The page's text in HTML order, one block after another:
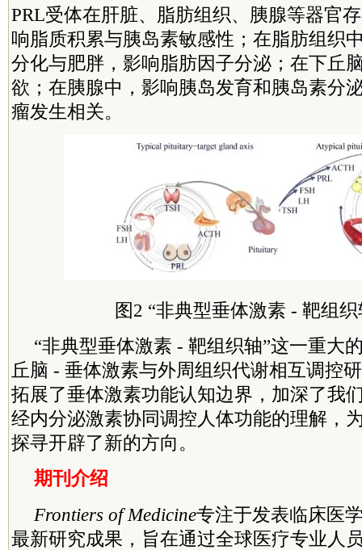
PRL受体在肝脏、脂肪组织、胰腺等器官
响脂质积累与胰岛素敏感性；在脂肪组织
分化与肥胖，影响脂肪因子分泌；在下丘
欲；在胰腺中，影响胰岛发育和胰岛素分
瘤发生相关。
图2 “非典型垂体激素 - 靶组
“非典型垂体激素 - 靶组织轴”这一重大
丘脑 - 垂体激素与外周组织代谢相互调控
拓展了垂体激素功能认知边界，加深了我
经内分泌激素协同调控人体功能的理解，
探寻开辟了新的方向。
期刊介绍
Frontiers of Medicine专注于发表临床医
最新研究成果，旨在通过全球医疗专业人